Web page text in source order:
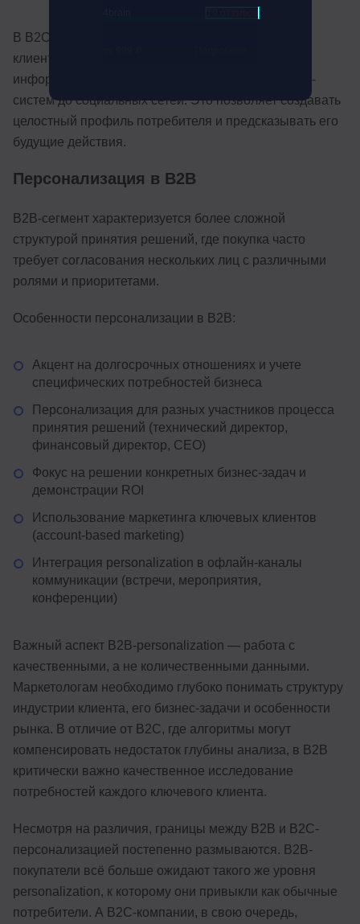
В B2C-секторе широко применяются платформы
клиентских данных (CDP), объединяющие
информацию из различных источников — от CRM-
систем до социальных сетей. Это позволяет создавать
целостный профиль потребителя и предсказывать его
будущие действия.
Персонализация в B2B
B2B-сегмент характеризуется более сложной
структурой принятия решений, где покупка часто
требует согласования нескольких лиц с различными
ролями и приоритетами.
Особенности персонализации в B2B:
Акцент на долгосрочных отношениях и учете
специфических потребностей бизнеса
Персонализация для разных участников процесса
принятия решений (технический директор,
финансовый директор, CEO)
Фокус на решении конкретных бизнес-задач и
демонстрации ROI
Использование маркетинга ключевых клиентов
(account-based marketing)
Интеграция personalization в офлайн-каналы
коммуникации (встречи, мероприятия,
конференции)
Важный аспект B2B-personalization — работа с
качественными, а не количественными данными.
Маркетологам необходимо глубоко понимать структуру
индустрии клиента, его бизнес-задачи и особенности
рынка. В отличие от B2C, где алгоритмы могут
компенсировать недостаток глубины анализа, в B2B
критически важно качественное исследование
потребностей каждого ключевого клиента.
Несмотря на различия, границы между B2B и B2C-
персонализацией постепенно размываются. B2B-
покупатели всё больше ожидают такого же уровня
personalization, к которому они привыкли как обычные
потребители. А B2C-компании, в свою очередь,